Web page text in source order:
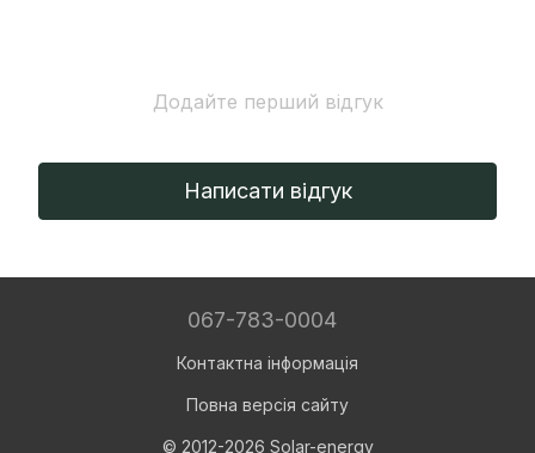
Додайте перший відгук
Написати відгук
067-783-0004
Контактна інформація
Повна версія сайту
© 2012-2026 Solar-energy